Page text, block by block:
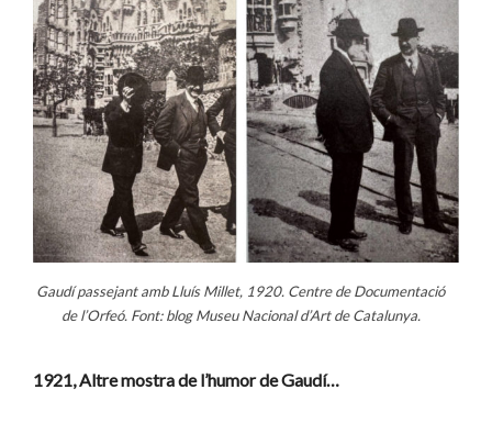
Gaudí passejant amb Lluís Millet, 1920. Centre de Documentació
de l’Orfeó. Font: blog Museu Nacional d’Art de Catalunya.
1921, Altre mostra de l’humor de Gaudí…